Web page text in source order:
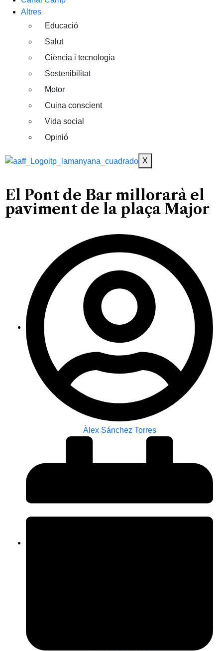
Altres
Educació
Salut
Ciència i tecnologia
Sostenibilitat
Motor
Cuina conscient
Vida social
Opinió
X
El Pont de Bar millorarà el
paviment de la plaça Major
Àlex Sánchez Torres